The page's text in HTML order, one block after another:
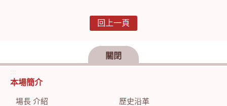
回上一頁
關閉
:::
本場簡介
場長 介紹
歷史沿革